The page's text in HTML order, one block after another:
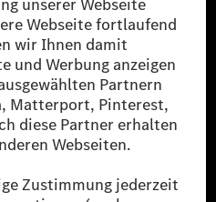
werden.
Bestandteil von MB.CHARGE
China. Sofern an der jeweiligen
Energien vorliegt,
Diese stellen
Public eine äquivalente
ins Stromnetz eingespeist wird.
und Solarkraftanlagen, die jünger
dem vorgeschriebenen
Light vehicles Test